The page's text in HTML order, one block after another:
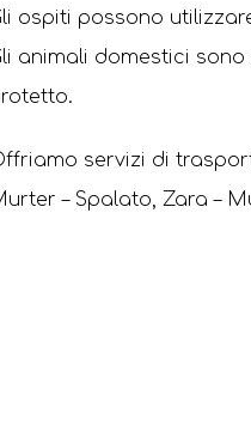
ospiti possono
animali domestici
servizi di
– Spalato, Zara –